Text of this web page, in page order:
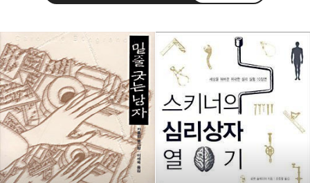
레이니아
다방면의 깊은 관심과 얕은 이해도를 갖춘 보편적
비주류이자 진화하는 영원한 주변인.
구독하기
구독하기 카카오톡 라인